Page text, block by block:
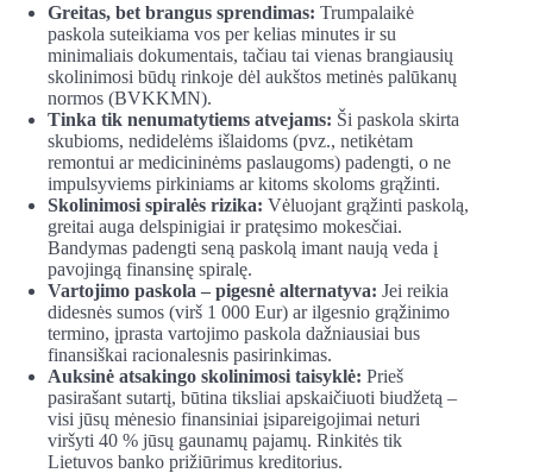
Greitas, bet brangus sprendimas: Trumpalaikė
paskola suteikiama vos per kelias minutes ir su
minimaliais dokumentais, tačiau tai vienas brangiausių
skolinimosi būdų rinkoje dėl aukštos metinės palūkanų
normos (BVKKMN).
Tinka tik nenumatytiems atvejams: Ši paskola skirta
skubioms, nedidelėms išlaidoms (pvz., netikėtam
remontui ar medicininėms paslaugoms) padengti, o ne
impulsyviems pirkiniams ar kitoms skoloms grąžinti.
Skolinimosi spiralės rizika: Vėluojant grąžinti paskolą,
greitai auga delspinigiai ir pratęsimo mokesčiai.
Bandymas padengti seną paskolą imant naują veda į
pavojingą finansinę spiralę.
Vartojimo paskola – pigesnė alternatyva: Jei reikia
didesnės sumos (virš 1 000 Eur) ar ilgesnio grąžinimo
termino, įprasta vartojimo paskola dažniausiai bus
finansiškai racionalesnis pasirinkimas.
Auksinė atsakingo skolinimosi taisyklė: Prieš
pasirašant sutartį, būtina tiksliai apskaičiuoti biudžetą –
visi jūsų mėnesio finansiniai įsipareigojimai neturi
viršyti 40 % jūsų gaunamų pajamų. Rinkitės tik
Lietuvos banko prižiūrimus kreditorius.